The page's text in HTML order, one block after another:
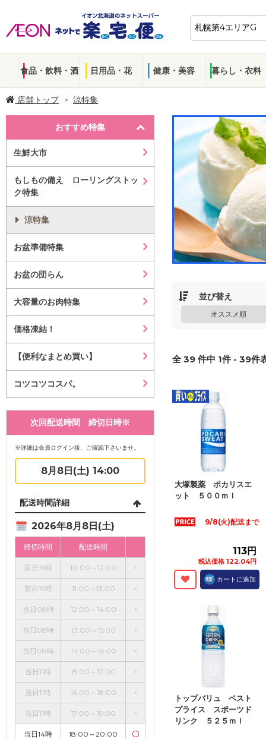
食品・飲料・酒 日用品・花 健康・美容 暮らし・衣料
店舗トップ 涼特集
おすすめ特集
生鮮大市
もしもの備え ローリングストッ
ク特集
涼特集
お盆準備特集
お盆の団らん
大容量のお肉特集
価格凍結！
【便利なまとめ買い】
コツコツコスパ。
次回配送時間 締切日時※
※詳細は会員ログイン後、ご確認下さいませ。
8月8日(土) 14:00
配送時間詳細
2026年8月8日(土)
締切時間 配送時間
前日19時 10:00～12:00 ×
前日19時 11:00～13:00 ×
当日08時 12:00～14:00 ×
当日08時 13:00～15:00 ×
当日08時 14:00～16:00 ×
当日11時 15:00～17:00 ×
当日11時 16:00～18:00 ×
当日11時 17:00～19:00 ×
当日14時 18:00～20:00 〇
並び替え
オススメ順
全39 件中 1件 - 39件
大塚製薬 ポカリスエ
ット ５００ｍｌ
9/8(火)配送まで
113円
税込価格 122.04円
カートに追加
トップバリュ ベスト
プライス スポーツド
リンク ５２５ｍｌ